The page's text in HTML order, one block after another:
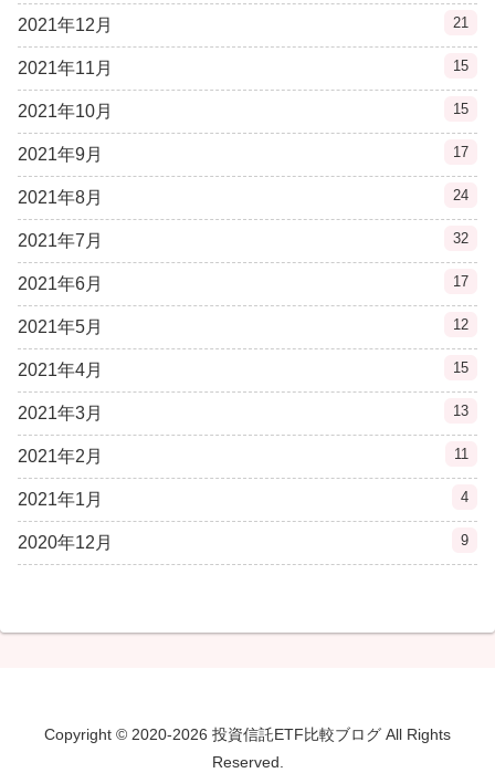
2021年12月 21
2021年11月 15
2021年10月 15
2021年9月 17
2021年8月 24
2021年7月 32
2021年6月 17
2021年5月 12
2021年4月 15
2021年3月 13
2021年2月 11
2021年1月 4
2020年12月 9
Copyright © 2020-2026 投資信託ETF比較ブログ All Rights
Reserved.